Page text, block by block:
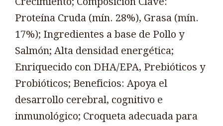
Proteína Cruda (mín. 28%), Grasa (mín.
17%); Ingredientes a base de Pollo y
Salmón; Alta densidad energética;
Enriquecido con DHA/EPA, Prebióticos y
Probióticos; Beneficios: Apoya el
desarrollo cerebral, cognitivo e
inmunológico; Croqueta adecuada para